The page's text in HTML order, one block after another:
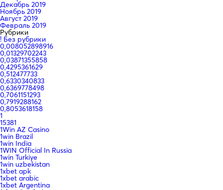
Декабрь 2019
Ноябрь 2019
Август 2019
Февраль 2019
Рубрики
! Без рубрики
0,008052898916
0,01329702243
0,03871355858
0,4295361629
0,512477733
0,6330340833
0,6369778498
0,7061151293
0,7919288162
0,8053618158
1
15381
1Win AZ Casino
1win Brazil
1win India
1WIN Official In Russia
1win Turkiye
1win uzbekistan
1xbet apk
1xbet arabic
1xbet Argentina